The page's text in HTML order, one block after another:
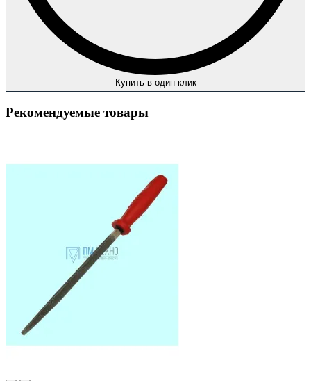
Купить в один клик
Рекомендуемые товары